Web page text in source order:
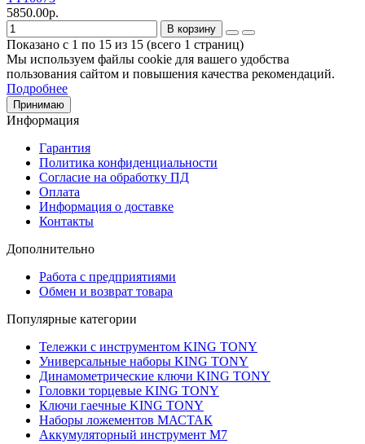
5850.00р.
В корзину
Показано с 1 по 15 из 15 (всего 1 страниц)
Мы используем файлы cookie для вашего удобства
пользования сайтом и повышения качества рекомендаций.
Подробнее
Принимаю
Информация
Гарантия
Политика конфиденциальности
Согласие на обработку ПД
Оплата
Информация о доставке
Контакты
Дополнительно
Работа с предприятиями
Обмен и возврат товара
Популярные категории
Тележки с инструментом KING TONY
Универсальные наборы KING TONY
Динамометрические ключи KING TONY
Головки торцевые KING TONY
Ключи гаечные KING TONY
Наборы ложементов МАСТАК
Аккумуляторный инструмент M7